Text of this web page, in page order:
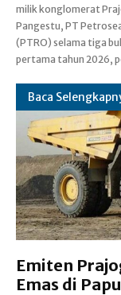
milik konglomerat
Pangestu, PT
(PTRO) selama tiga
pertama tahun 2026,
tajam 50,5%
capaian periode yang
sebelumnya yang senilai
Baca
Emiten
Emas di